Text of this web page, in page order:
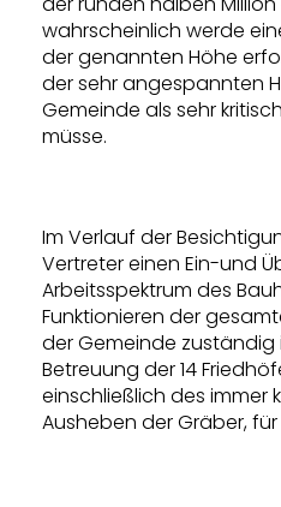
wahrscheinlich werde
der genannten Höhe
der sehr angespannten
Gemeinde als sehr
müsse.
Im Verlauf der
Vertreter einen Ein-und
Arbeitsspektrum des
Funktionieren der
der Gemeinde zuständig
Betreuung der 14
einschließlich des immer
Ausheben der Gräber,